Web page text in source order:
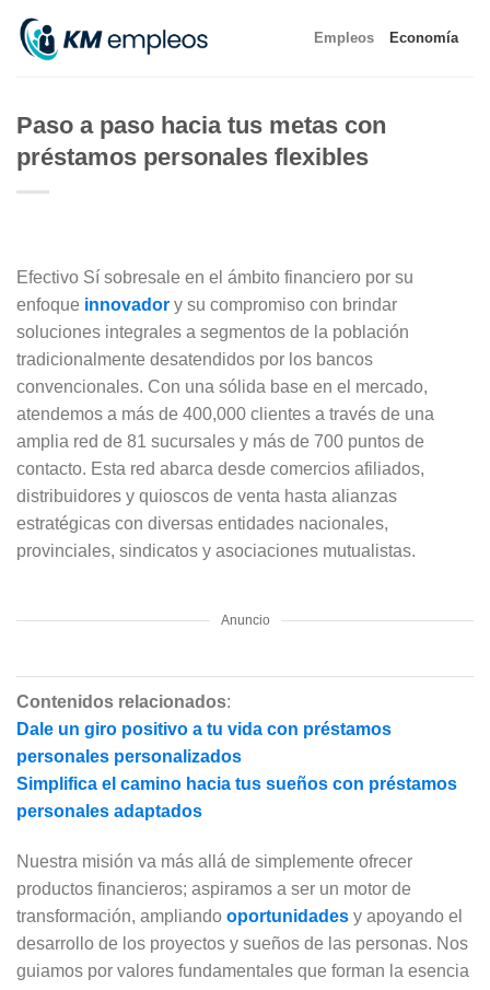
content
Empleos Economía
Paso a paso hacia tus metas con
préstamos personales flexibles
Efectivo Sí sobresale en el ámbito financiero por su
enfoque innovador y su compromiso con brindar
soluciones integrales a segmentos de la población
tradicionalmente desatendidos por los bancos
convencionales. Con una sólida base en el mercado,
atendemos a más de 400,000 clientes a través de una
amplia red de 81 sucursales y más de 700 puntos de
contacto. Esta red abarca desde comercios afiliados,
distribuidores y quioscos de venta hasta alianzas
estratégicas con diversas entidades nacionales,
provinciales, sindicatos y asociaciones mutualistas.
Anuncio
Contenidos relacionados:
Dale un giro positivo a tu vida con préstamos
personales personalizados
Simplifica el camino hacia tus sueños con préstamos
personales adaptados
Nuestra misión va más allá de simplemente ofrecer
productos financieros; aspiramos a ser un motor de
transformación, ampliando oportunidades y apoyando el
desarrollo de los proyectos y sueños de las personas. Nos
guiamos por valores fundamentales que forman la esencia